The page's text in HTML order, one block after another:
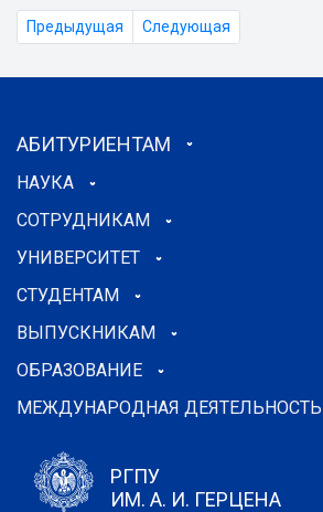
Предыдущая Следующая
АБИТУРИЕНТАМ
НАУКА
СОТРУДНИКАМ
УНИВЕРСИТЕТ
СТУДЕНТАМ
ВЫПУСКНИКАМ
ОБРАЗОВАНИЕ
МЕЖДУНАРОДНАЯ ДЕЯТЕЛЬНОСТЬ
РГПУ
ИМ. А. И. ГЕРЦЕНА